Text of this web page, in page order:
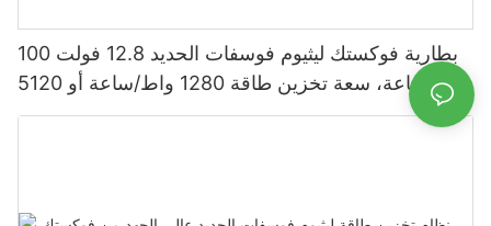
بطارية فوكستك ليثيوم فوسفات الحديد 12.8 فولت 100
أمبير/ساعة، سعة تخزين طاقة 1280 واط/ساعة أو 5120
واط/ساعة، مقاومة للماء والغبار بمعيار IP65، مناسبة